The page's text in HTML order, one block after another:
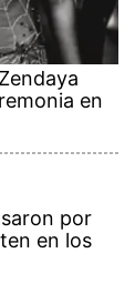
en
por
en los